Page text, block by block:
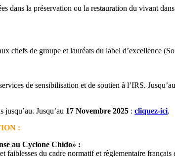
dans la préservation ou la restauration du vivant
chefs de groupe et lauréats du label d’excellence
de sensibilisation et de soutien à l’IRS. Jusqu’au
jusqu’au. Jusqu’au 17 Novembre 2025 : cliquez-ici.
:
au Cyclone Chido» :
faiblesses du cadre normatif et règlementaire